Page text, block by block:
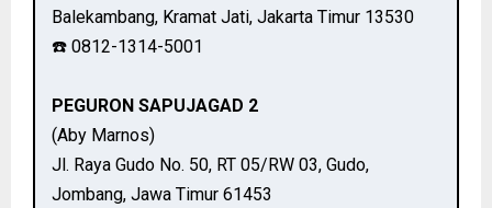
Balekambang, Kramat Jati, Jakarta Timur 13530
☎️ 0812-1314-5001
PEGURON SAPUJAGAD 2
(Aby Marnos)
Jl. Raya Gudo No. 50, RT 05/RW 03, Gudo,
Jombang, Jawa Timur 61453